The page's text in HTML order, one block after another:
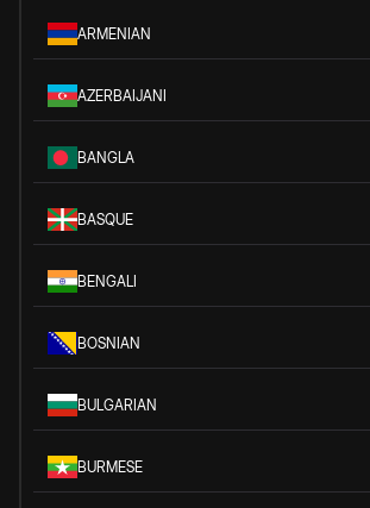
ARMENIAN
AZERBAIJANI
BANGLA
BASQUE
BENGALI
BOSNIAN
BULGARIAN
BURMESE